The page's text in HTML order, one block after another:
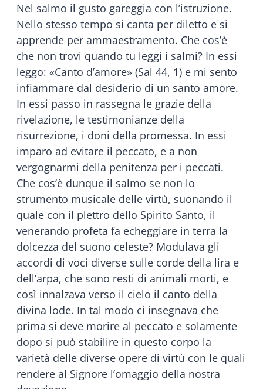
Nel salmo il gusto gareggia con l’istruzione.
Nello stesso tempo si canta per diletto e si
apprende per ammaestramento. Che cos’è
che non trovi quando tu leggi i salmi? In essi
leggo: «Canto d’amore» (Sal 44, 1) e mi sento
infiammare dal desiderio di un santo amore.
In essi passo in rassegna le grazie della
rivelazione, le testimonianze della
risurrezione, i doni della promessa. In essi
imparo ad evitare il peccato, e a non
vergognarmi della penitenza per i peccati.
Che cos’è dunque il salmo se non lo
strumento musicale delle virtù, suonando il
quale con il plettro dello Spirito Santo, il
venerando profeta fa echeggiare in terra la
dolcezza del suono celeste? Modulava gli
accordi di voci diverse sulle corde della lira e
dell’arpa, che sono resti di animali morti, e
così innalzava verso il cielo il canto della
divina lode. In tal modo ci insegnava che
prima si deve morire al peccato e solamente
dopo si può stabilire in questo corpo la
varietà delle diverse opere di virtù con le quali
rendere al Signore l’omaggio della nostra